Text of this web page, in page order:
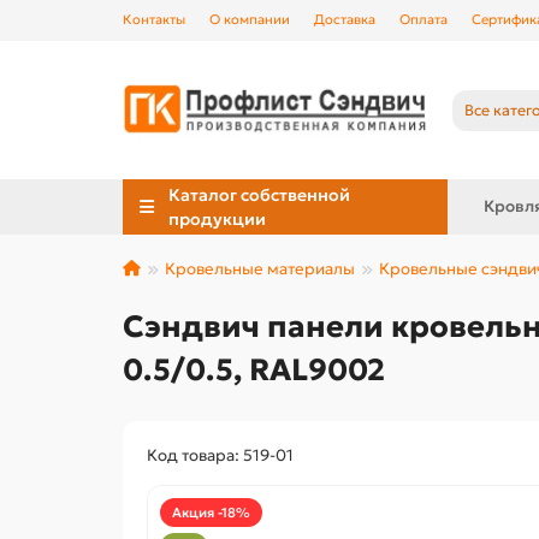
Контакты О компании Доставка Оплата
Все
Каталог собственной
продукции
Кровельные материалы Кровельные
Сэндвич панели
0.5/0.5, RAL9002
Код товара: 519-01
Акция -18%